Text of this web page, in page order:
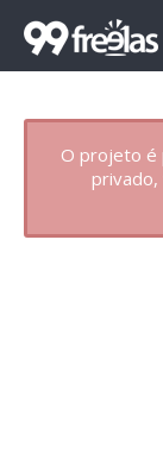
O projeto é